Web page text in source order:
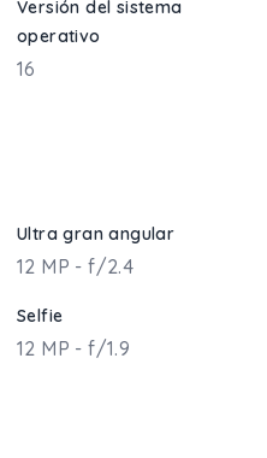
Versión del sistema
operativo
16
Ultra gran angular
12 MP - f/2.4
Selfie
12 MP - f/1.9